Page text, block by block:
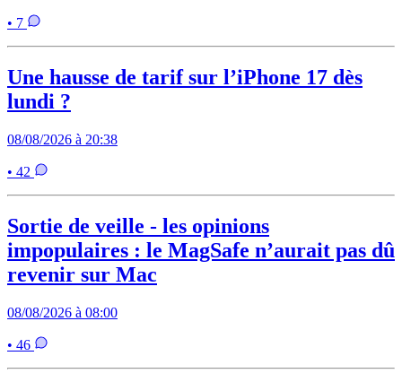
• 7
Une hausse de tarif sur l’iPhone 17 dès
lundi ?
08/08/2026 à 20:38
• 42
Sortie de veille - les opinions
impopulaires : le MagSafe n’aurait pas dû
revenir sur Mac
08/08/2026 à 08:00
• 46